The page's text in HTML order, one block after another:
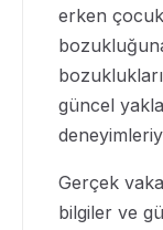
erken
güncel
Gerçek
bilgiler ve